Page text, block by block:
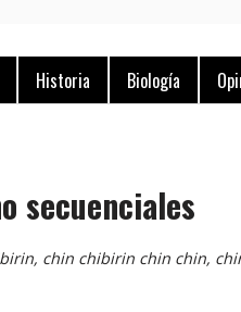
Historia Biología
secuenciales
chin chibirin chin chin,